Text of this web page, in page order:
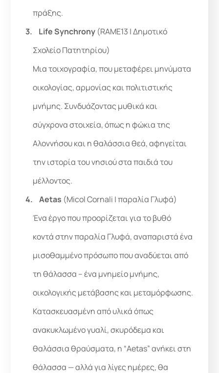
πράξης.
Life Synchrony (RAME13 | Δημοτικό
Σχολείο Πατητηρίου)
Μια τοιχογραφία, που μεταφέρει μηνύματα
οικολογίας, αρμονίας και πολιτιστικής
μνήμης. Συνδυάζοντας μυθικά και
σύγχρονα στοιχεία, όπως η φώκια της
Αλοννήσου και η θαλάσσια θεά, αφηγείται
την ιστορία του νησιού στα παιδιά του
μέλλοντος.
Aetas (Micol Cornali | παραλία Γλυφά)
Ένα έργο που προορίζεται για το βυθό
κοντά στην παραλία Γλυφά, αναπαριστά ένα
μισοθαμμένο πρόσωπο που αναδύεται από
τη θάλασσα – ένα μνημείο μνήμης,
οικολογικής μετάβασης και μεταμόρφωσης.
Κατασκευασμένη από υλικά όπως
ανακυκλωμένο γυαλί, σκυρόδεμα και
θαλάσσια θραύσματα, η “Aetas” ανήκει στη
θάλασσα — αλλά για λίγες ημέρες, θα